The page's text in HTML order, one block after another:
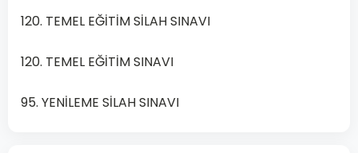
120. TEMEL EĞİTİM SİLAH SINAVI
120. TEMEL EĞİTİM SINAVI
95. YENİLEME SİLAH SINAVI